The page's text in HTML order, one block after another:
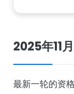
2025年11
最新一轮的资